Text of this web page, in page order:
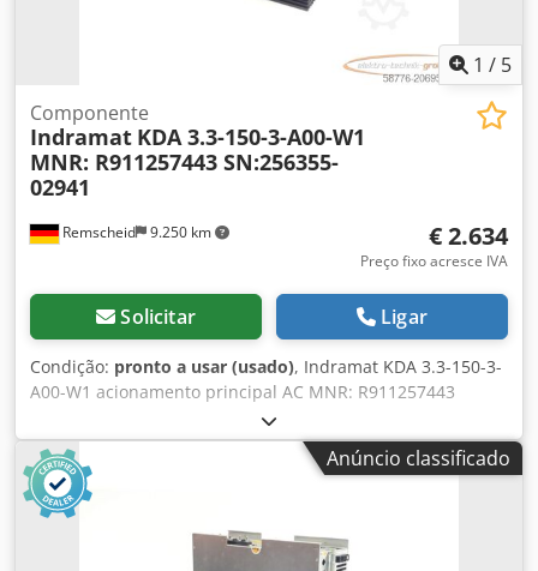
1 / 5
Remscheid 9.250 km
Componente
Indramat KDA 3.3-150-3-A00-W1
MNR: R911257443 SN:256355-
02941
€ 2.634
Preço fixo acresce IVA
Solicitar Ligar
Condição: pronto a usar (usado), Indramat KDA 3.3-150-3-
A00-W1 acionamento principal AC MNR: R911257443
SN:256355-02941, usado, sinais normais de uso, 100%
funcional, escopo de entrega conforme as fotos. Dkodpsx
Dw Haofx Amgor
Anúncio classificado